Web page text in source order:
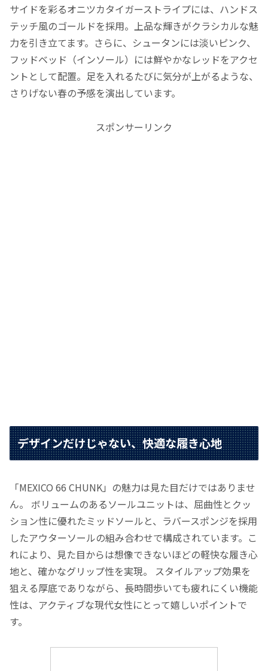
サイドを彩るオニツカタイガーストライプには、ハンドス
テッチ風のゴールドを採用。上品な輝きがクラシカルな魅
力を引き立てます。さらに、シュータンには淡いピンク、
フッドベッド（インソール）には鮮やかなレッドをアクセ
ントとして配置。足を入れるたびに気分が上がるような、
さりげない春の予感を演出しています。
スポンサーリンク
デザインだけじゃない、快適な履き心地
「MEXICO 66 CHUNK」の魅力は見た目だけではありませ
ん。 ボリュームのあるソールユニットは、屈曲性とクッ
ション性に優れたミッドソールと、ラバースポンジを採用
したアウターソールの組み合わせで構成されています。こ
れにより、見た目からは想像できないほどの軽快な履き心
地と、確かなグリップ性を実現。 スタイルアップ効果を
狙える厚底でありながら、長時間歩いても疲れにくい機能
性は、アクティブな現代女性にとって嬉しいポイントで
す。